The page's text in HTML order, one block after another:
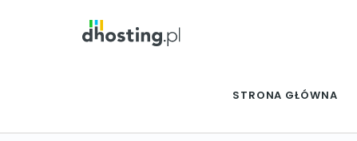
STRONA GŁÓWNA